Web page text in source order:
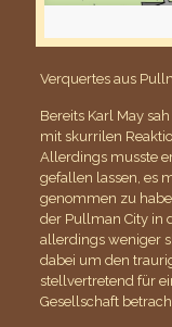
Verquertes aus
Bereits Karl May
mit skurrilen
Allerdings musste
gefallen lassen, es
genommen zu
der Pullman City in
allerdings weniger
dabei um den
stellvertretend für
Gesellschaft